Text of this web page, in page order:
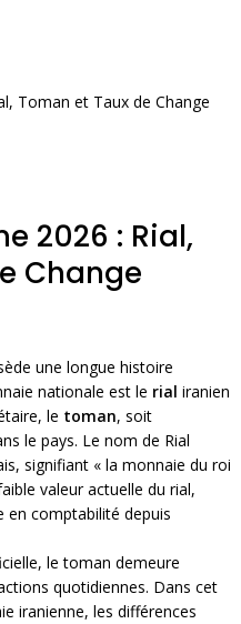
Toman et Taux de Change
2026 : Rial,
Change
une longue histoire
nationale est le rial iranien
le toman, soit
le pays. Le nom de Rial
signifiant « la monnaie du roi
valeur actuelle du rial,
en comptabilité depuis
le toman demeure
quotidiennes. Dans cet
iranienne, les différences